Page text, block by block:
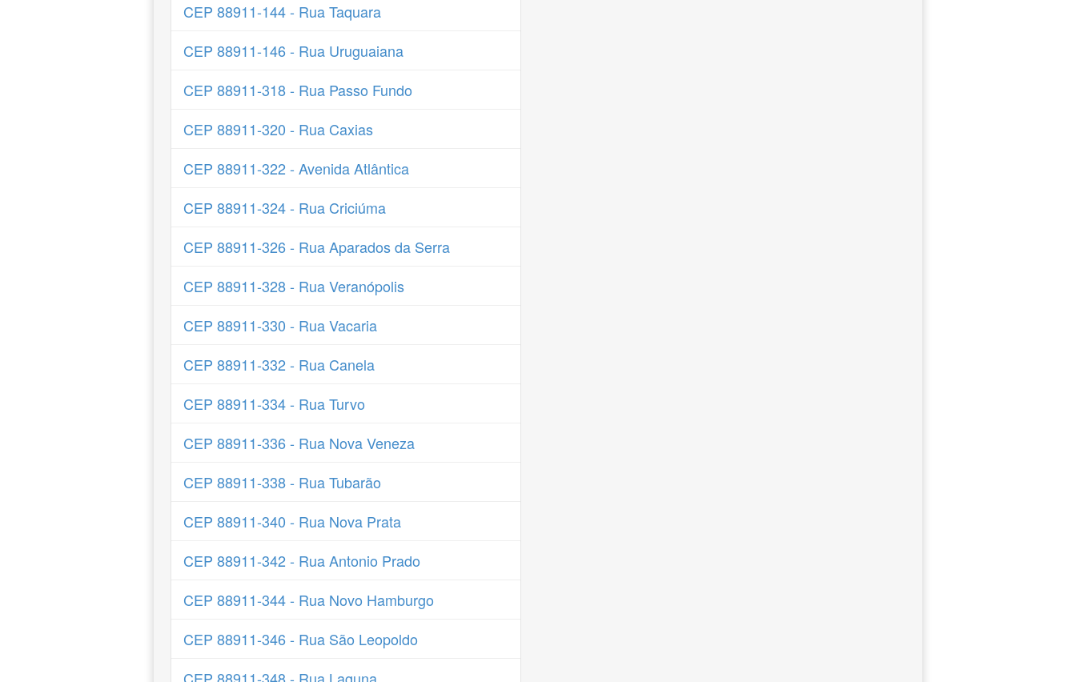
CEP 88911-144 - Rua Taquara
CEP 88911-146 - Rua Uruguaiana
CEP 88911-318 - Rua Passo Fundo
CEP 88911-320 - Rua Caxias
CEP 88911-322 - Avenida Atlântica
CEP 88911-324 - Rua Criciúma
CEP 88911-326 - Rua Aparados da Serra
CEP 88911-328 - Rua Veranópolis
CEP 88911-330 - Rua Vacaria
CEP 88911-332 - Rua Canela
CEP 88911-334 - Rua Turvo
CEP 88911-336 - Rua Nova Veneza
CEP 88911-338 - Rua Tubarão
CEP 88911-340 - Rua Nova Prata
CEP 88911-342 - Rua Antonio Prado
CEP 88911-344 - Rua Novo Hamburgo
CEP 88911-346 - Rua São Leopoldo